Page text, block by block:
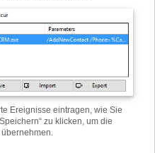
Ereignisse eintragen, wie Sie
zu klicken, um die